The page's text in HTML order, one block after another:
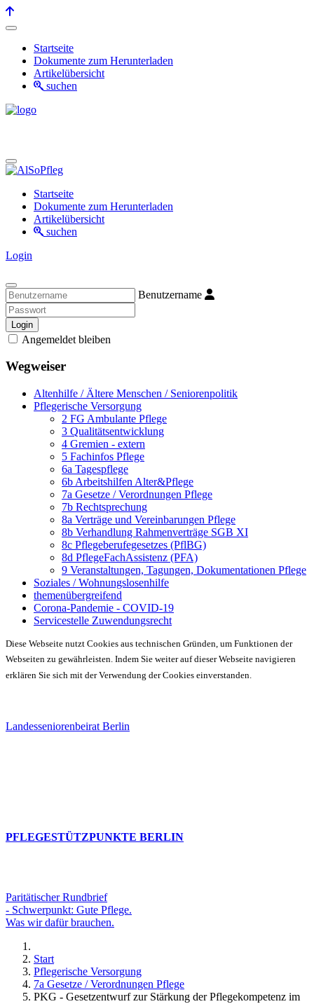
Startseite
Dokumente zum Herunterladen
Artikelübersicht
suchen
Startseite
Dokumente zum Herunterladen
Artikelübersicht
suchen
Login
Benutzername
Login
Angemeldet bleiben
Wegweiser
Altenhilfe / Ältere Menschen / Seniorenpolitik
Pflegerische Versorgung
2 FG Ambulante Pflege
3 Qualitätsentwicklung
4 Gremien - extern
5 Fachinfos Pflege
6a Tagespflege
6b Arbeitshilfen Alter&Pflege
7a Gesetze / Verordnungen Pflege
7b Rechtsprechung
8a Verträge und Vereinbarungen Pflege
8b Verhandlung Rahmenverträge SGB XI
8c Pflegeberufegesetzes (PflBG)
8d PflegeFachAssistenz (PFA)
9 Veranstaltungen, Tagungen, Dokumentationen Pflege
Soziales / Wohnungslosenhilfe
themenübergreifend
Corona-Pandemie - COVID-19
Servicestelle Zuwendungsrecht
Diese Webseite nutzt Cookies aus technischen Gründen, um Funktionen der
Webseiten zu gewährleisten. Indem Sie weiter auf dieser Webseite navigieren
erklären Sie sich mit der Verwendung der Cookies einverstanden.
Landesseniorenbeirat Berlin
PFLEGESTÜTZPUNKTE BERLIN
Paritätischer Rundbrief
- Schwerpunkt: Gute Pflege.
Was wir dafür brauchen.
Start
Pflegerische Versorgung
7a Gesetze / Verordnungen Pflege
PKG - Gesetzentwurf zur Stärkung der Pflegekompetenz im